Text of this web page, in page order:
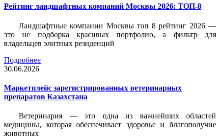
Рейтинг ландшафтных компаний Москвы 2026: ТОП-8
Ландшафтные компании Москвы топ 8 рейтинг 2026 —
это не подборка красивых портфолио, а фильтр для
владельцев элитных резиденций
Подробнее
30.06.2026
Маркетплейс зарегистрированных ветеринарных
препаратов Казахстана
Ветеринария — это одна из важнейших областей
медицины, которая обеспечивает здоровье и благополучие
животных